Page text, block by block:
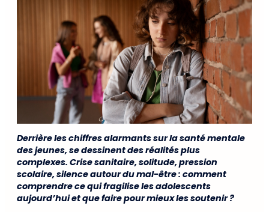
Derrière les chiffres alarmants sur la santé mentale
des jeunes, se dessinent des réalités plus
complexes. Crise sanitaire, solitude, pression
scolaire, silence autour du mal-être : comment
comprendre ce qui fragilise les adolescents
aujourd’hui et que faire pour mieux les soutenir ?